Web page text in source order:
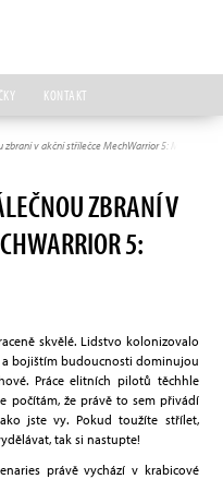
KONTAKT
zbraní v akční střílečce MechWarrior 5:
ZBRANÍ V
5:
skvělé. Lidstvo kolonizovalo
a bojištím budoucnosti dominujou
Práce elitních pilotů těchhle
počítám, že právě to sem přivádí
jste vy. Pokud toužíte střílet,
tak si nastupte!
právě vychází v krabicové